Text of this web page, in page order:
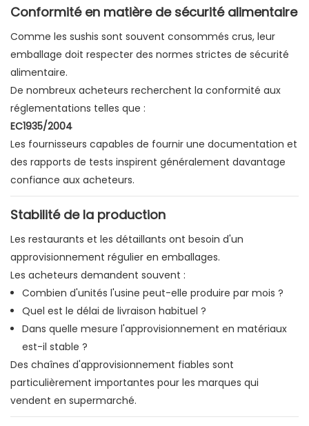
Conformité en matière de sécurité alimentaire
Comme les sushis sont souvent consommés crus, leur
emballage doit respecter des normes strictes de sécurité
alimentaire.
De nombreux acheteurs recherchent la conformité aux
réglementations telles que :
EC1935/2004
Les fournisseurs capables de fournir une documentation et
des rapports de tests inspirent généralement davantage
confiance aux acheteurs.
Stabilité de la production
Les restaurants et les détaillants ont besoin d'un
approvisionnement régulier en emballages.
Les acheteurs demandent souvent :
Combien d'unités l'usine peut-elle produire par mois ?
Quel est le délai de livraison habituel ?
Dans quelle mesure l'approvisionnement en matériaux
est-il stable ?
Des chaînes d'approvisionnement fiables sont
particulièrement importantes pour les marques qui
vendent en supermarché.